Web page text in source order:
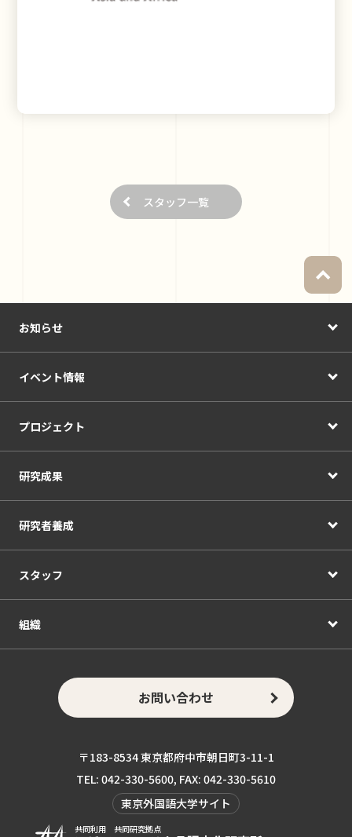
スタッフ一覧
お知らせ
イベント情報
プロジェクト
研究成果
研究者養成
スタッフ
組織
お問い合わせ
〒183-8534 東京都府中市朝日町3-11-1
TEL: 042-330-5600, FAX: 042-330-5610
東京外国語大学サイト
共同利用 共同研究拠点